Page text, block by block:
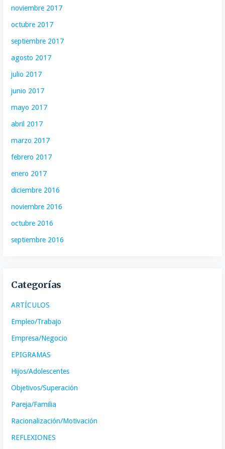
noviembre 2017
octubre 2017
septiembre 2017
agosto 2017
julio 2017
junio 2017
mayo 2017
abril 2017
marzo 2017
febrero 2017
enero 2017
diciembre 2016
noviembre 2016
octubre 2016
septiembre 2016
Categorías
ARTÍCULOS
Empleo/Trabajo
Empresa/Negocio
EPIGRAMAS
Hijos/Adolescentes
Objetivos/Superación
Pareja/Familia
Racionalización/Motivación
REFLEXIONES